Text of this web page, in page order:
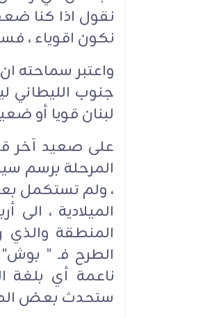
نقول اذا كنا
نكون اقوياء ،
لبنان قويا أو
على صعيد آخر
المرحلة برسم
، ولم تستكمل
الميلادية ،
المنطقة
الطرح فـ "
ناعمة أي بلغة
ستحدث بعض